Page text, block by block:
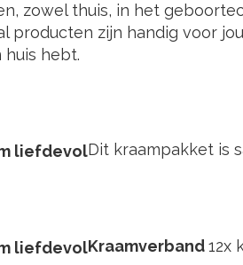
zowel thuis, in het
producten zijn handig voor
huis hebt.
Dit kraampakket is
Kraamverband12x